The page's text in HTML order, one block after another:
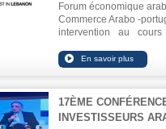
Forum économique
Commerce Arabo -
intervention au
des investissements
climat
17ÈME
INVESTISSEURS